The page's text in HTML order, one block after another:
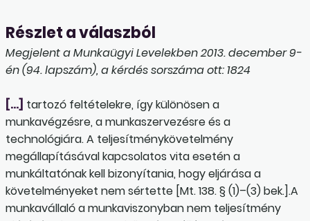
Részlet a válaszból
Megjelent a Munkaügyi Levelekben 2013. december 9-
én (94. lapszám), a kérdés sorszáma ott: 1824
[…] tartozó feltételekre, így különösen a
munkavégzésre, a munkaszervezésre és a
technológiára. A teljesítménykövetelmény
megállapításával kapcsolatos vita esetén a
munkáltatónak kell bizonyítania, hogy eljárása a
követelményeket nem sértette [Mt. 138. § (1)–(3) bek.].A
munkavállaló a munkaviszonyban nem teljesítmény